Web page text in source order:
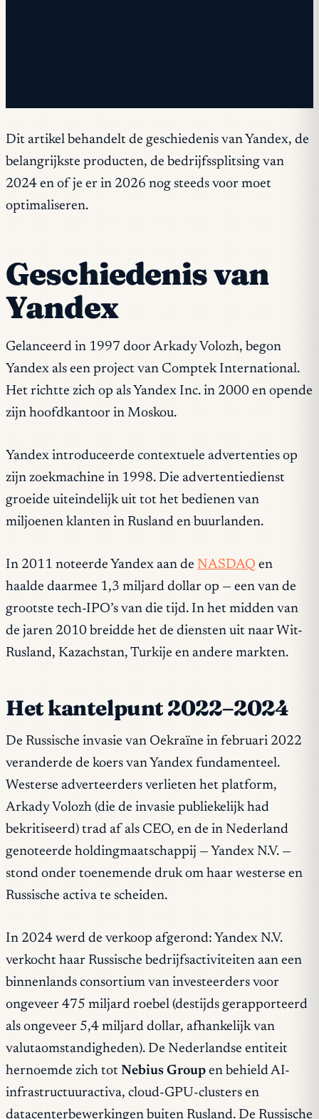
Dit artikel behandelt de geschiedenis van Yandex, de
belangrijkste producten, de bedrijfssplitsing van
2024 en of je er in 2026 nog steeds voor moet
optimaliseren.
Geschiedenis van
Yandex
Gelanceerd in 1997 door Arkady Volozh, begon
Yandex als een project van Comptek International.
Het richtte zich op als Yandex Inc. in 2000 en opende
zijn hoofdkantoor in Moskou.
Yandex introduceerde contextuele advertenties op
zijn zoekmachine in 1998. Die advertentiedienst
groeide uiteindelijk uit tot het bedienen van
miljoenen klanten in Rusland en buurlanden.
In 2011 noteerde Yandex aan de NASDAQ en
haalde daarmee 1,3 miljard dollar op — een van de
grootste tech-IPO’s van die tijd. In het midden van
de jaren 2010 breidde het de diensten uit naar Wit-
Rusland, Kazachstan, Turkije en andere markten.
Het kantelpunt 2022–2024
De Russische invasie van Oekraïne in februari 2022
veranderde de koers van Yandex fundamenteel.
Westerse adverteerders verlieten het platform,
Arkady Volozh (die de invasie publiekelijk had
bekritiseerd) trad af als CEO, en de in Nederland
genoteerde holdingmaatschappij — Yandex N.V. —
stond onder toenemende druk om haar westerse en
Russische activa te scheiden.
In 2024 werd de verkoop afgerond: Yandex N.V.
verkocht haar Russische bedrijfsactiviteiten aan een
binnenlands consortium van investeerders voor
ongeveer 475 miljard roebel (destijds gerapporteerd
als ongeveer 5,4 miljard dollar, afhankelijk van
valutaomstandigheden). De Nederlandse entiteit
hernoemde zich tot Nebius Group en behield AI-
infrastructuuractiva, cloud-GPU-clusters en
datacenterbewerkingen buiten Rusland. De Russische